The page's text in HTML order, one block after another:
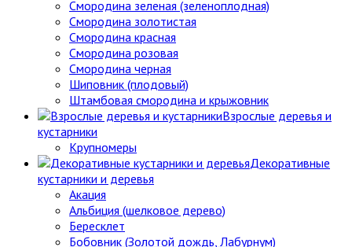
Смородина зеленая (зеленоплодная)
Смородина золотистая
Смородина красная
Смородина розовая
Смородина черная
Шиповник (плодовый)
Штамбовая смородина и крыжовник
Взрослые деревья и
кустарники
Крупномеры
Декоративные
кустарники и деревья
Акация
Альбиция (шелковое дерево)
Бересклет
Бобовник (Золотой дождь, Лабурнум)